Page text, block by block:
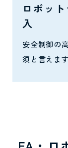
ロボッ
入
安全制御の
須と言えます